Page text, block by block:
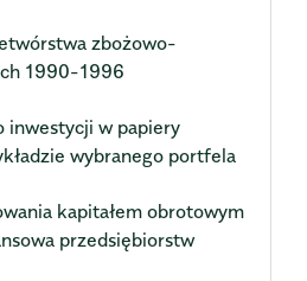
zbożowo-
1990-1996
inwestycji w papiery
wybranego portfela
kapitałem obrotowym
przedsiębiorstw